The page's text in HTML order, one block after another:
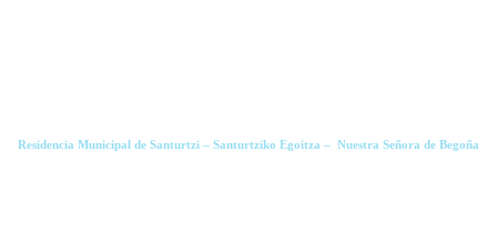
Residencia Municipal de Santurtzi – Santurtziko Egoitza – Nuestra Señora de Begoña